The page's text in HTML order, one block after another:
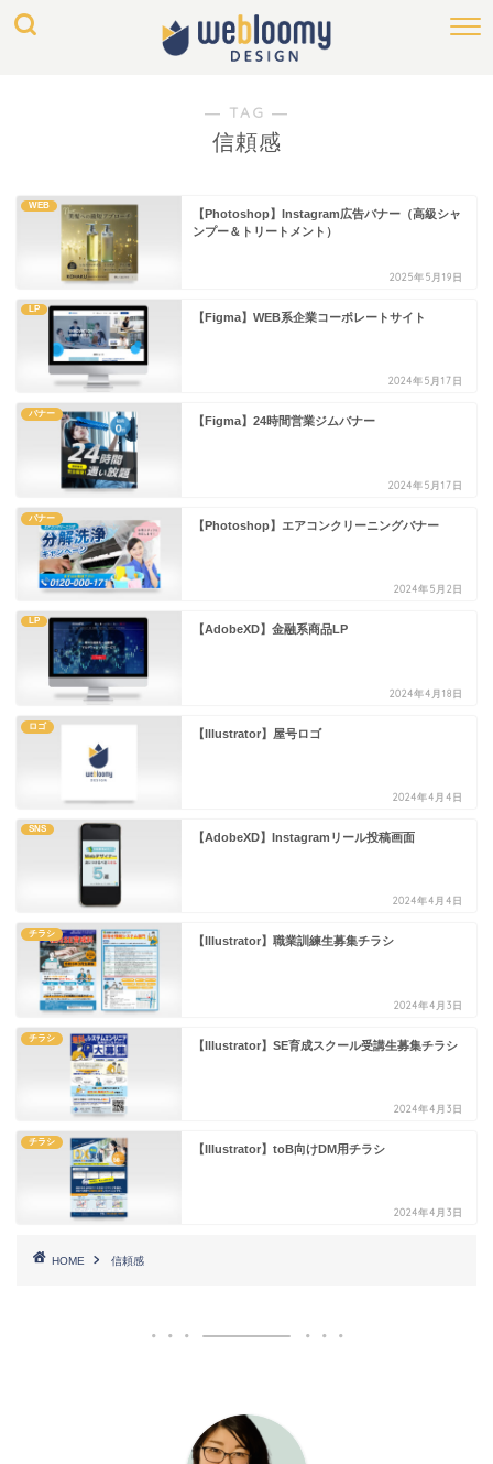
― TAG ―
信頼感
WEB
【Photoshop】Instagram広告バナー（高級シャ
ンプー＆トリートメント）
2025年5月19日
LP
【Figma】WEB系企業コーポレートサイト
2024年5月17日
バナー
【Figma】24時間営業ジムバナー
2024年5月17日
バナー
【Photoshop】エアコンクリーニングバナー
2024年5月2日
LP
【AdobeXD】金融系商品LP
2024年4月18日
ロゴ
【Illustrator】屋号ロゴ
2024年4月4日
SNS
【AdobeXD】Instagramリール投稿画面
2024年4月4日
チラシ
【Illustrator】職業訓練生募集チラシ
2024年4月3日
チラシ
【Illustrator】SE育成スクール受講生募集チラシ
2024年4月3日
チラシ
【Illustrator】toB向けDM用チラシ
2024年4月3日
HOME 信頼感